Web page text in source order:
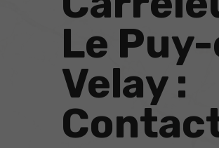
Le
Velay :